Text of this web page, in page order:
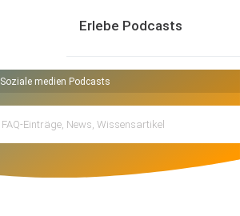
Erlebe Podcasts
Soziale medien Podcasts